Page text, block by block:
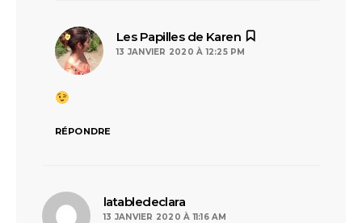
Les Papilles de Karen
13 JANVIER 2020 À 12:25 PM
RÉPONDRE
latabledeclara
13 JANVIER 2020 À 11:16 AM